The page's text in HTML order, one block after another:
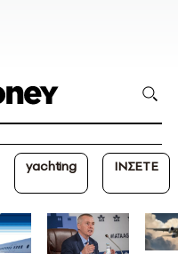
yachting ΙΝΣΕΤΕ